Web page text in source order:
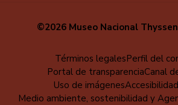
©2026 Museo Nacional
pie
Términos legalesPerfil del
Portal de transparenciaCanal
Uso de imágenes
Medio ambiente, sostenibilidad y